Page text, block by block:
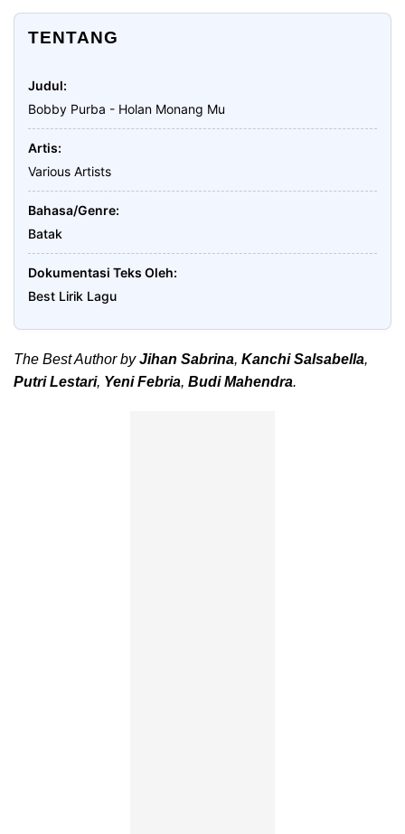
TENTANG
Judul
Bobby Purba - Holan Monang Mu
Artis
Various Artists
Bahasa/Genre
Batak
Dokumentasi Teks Oleh
Best Lirik Lagu
The Best Author byJihan Sabrina, Kanchi Salsabella,
Putri Lestari, Yeni Febria, Budi Mahendra.